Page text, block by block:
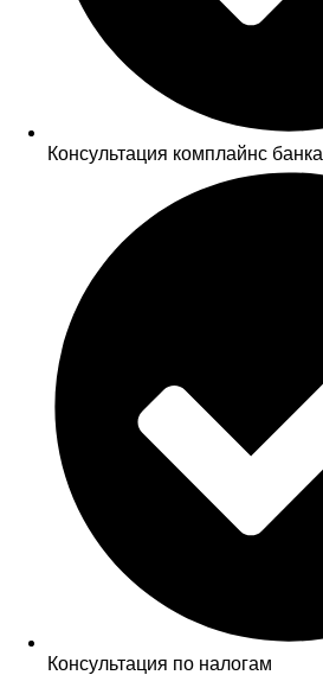
Консультация комплайнс банка
Консультация по налогам